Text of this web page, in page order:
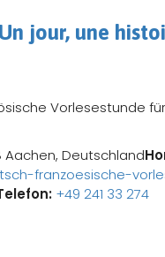
jour, une
Vorlesestunde für
Deutschland
franzoesische-
+49 241 33 274